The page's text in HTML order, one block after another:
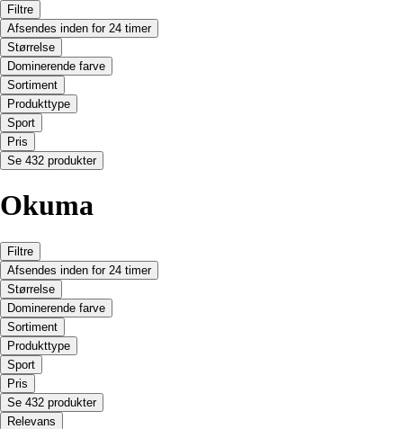
Filtre
Afsendes inden for 24 timer
Størrelse
Dominerende farve
Sortiment
Produkttype
Sport
Pris
Se 432 produkter
Okuma
Filtre
Afsendes inden for 24 timer
Størrelse
Dominerende farve
Sortiment
Produkttype
Sport
Pris
Se 432 produkter
Relevans